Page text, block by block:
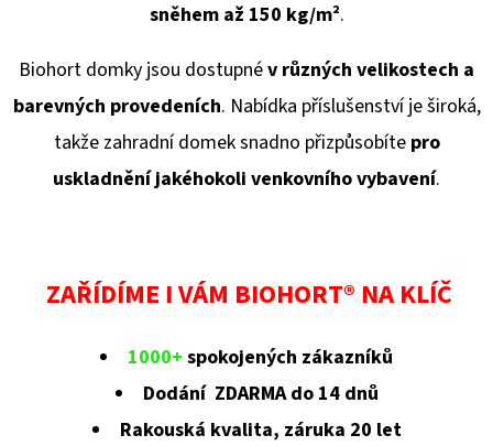
sněhem až 150 kg/m².
Biohort domky jsou dostupnév různých velikostech a
barevných provedeních. Nabídka příslušenství je široká,
takže zahradní domek snadno přizpůsobíte pro
uskladnění jakéhokoli venkovního vybavení.
ZAŘÍDÍME I VÁM BIOHORT® NA KLÍČ
1000+ spokojených zákazníků
Dodání ZDARMA do 14 dnů
Rakouská kvalita, záruka 20 let